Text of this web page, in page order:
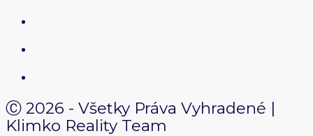
Ⓒ 2026 - Všetky Práva Vyhradené |
Klimko Reality Team